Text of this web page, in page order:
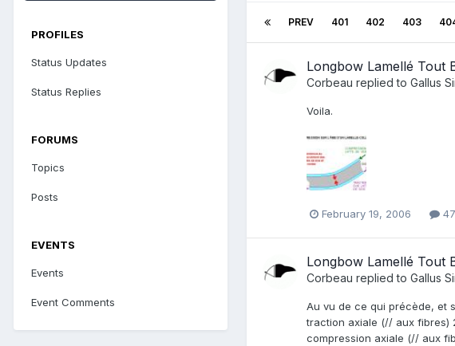
PROFILES
Status Updates
Status Replies
FORUMS
Topics
Posts
EVENTS
Events
Event Comments
PREV 401 402 403
Longbow Lamellé Tout
Corbeau replied to Gallus
Voila.
February 19, 2006
Longbow Lamellé Tout
Corbeau replied to Gallus
Au vu de ce qui précède, et
traction axiale (// aux fibres)
compression axiale (// aux